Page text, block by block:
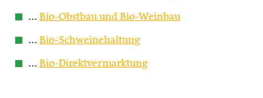
… Bio-Obstbau und Bio-Weinbau
… Bio-Schweinehaltung
… Bio-Direktvermarktung